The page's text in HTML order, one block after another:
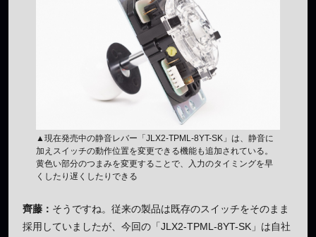
▲現在発売中の静音レバー「JLX2-TPML-8YT-SK」は、静音に
加えスイッチの動作位置を変更できる機能も追加されている。
黄色い部分のつまみを変更することで、入力のタイミングを早
くしたり遅くしたりできる
齊藤： そうですね。従来の製品は既存のスイッチをそのまま
採用していましたが、今回の「JLX2-TPML-8YT-SK」は自社